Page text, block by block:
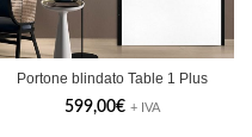
Portone blindato Table 1 Plus
599,00€ + IVA